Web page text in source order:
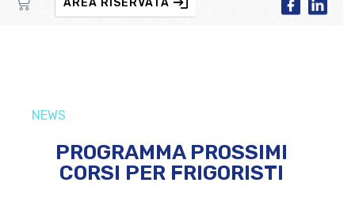
AREA RISERVATA
NEWS
PROGRAMMA PROSSIMI
CORSI PER FRIGORISTI